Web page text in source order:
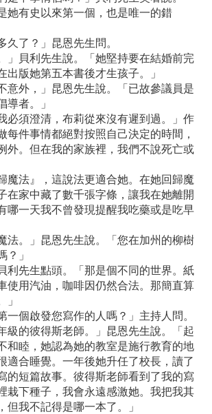
她有史以來第一個，也是唯一的錯
了？」昆恩先生問。
貝利先生說。「她堅持要在結婚前完
出版她第五本書後才生孩子。」
外，」昆恩先生說。「已故參議員是
導者。」
須澄清，布莉從來沒有遲到過。」作
每件事情都絕對按照自己決定的時間，
外。但在我的家族裡，我們不說死亡或
法』，這說法更適合她。在她回歸魔
在家中藏了數千張字條，讓我在她離開
哪一天我不曾發現提醒我吃藥或是吃早
。」昆恩先生說。「您在加州的柳樹
？」
先生點頭。「那是個不同的世界。紙
使用汽油，咖啡因仍然合法。那簡直算
」
個啟發您寫作的人嗎？」主持人問。
的彼得斯老師。」昆恩先生說。「起
和睦，她認為她的教室是施行教育的地
適合睡覺。一年後她升任了校長，讀了
的短篇故事。彼得斯老師看到了我的寫
栽下種子，我會永遠感激她。我把我其
但我不記得是哪一本了。」